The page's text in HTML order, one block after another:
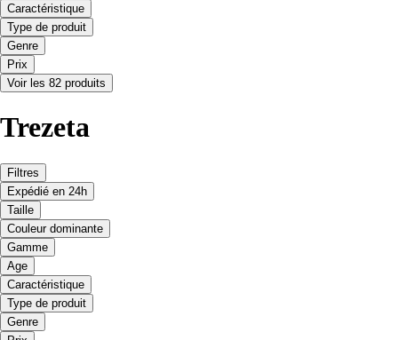
Caractéristique
Type de produit
Genre
Prix
Voir les 82 produits
Trezeta
Filtres
Expédié en 24h
Taille
Couleur dominante
Gamme
Age
Caractéristique
Type de produit
Genre